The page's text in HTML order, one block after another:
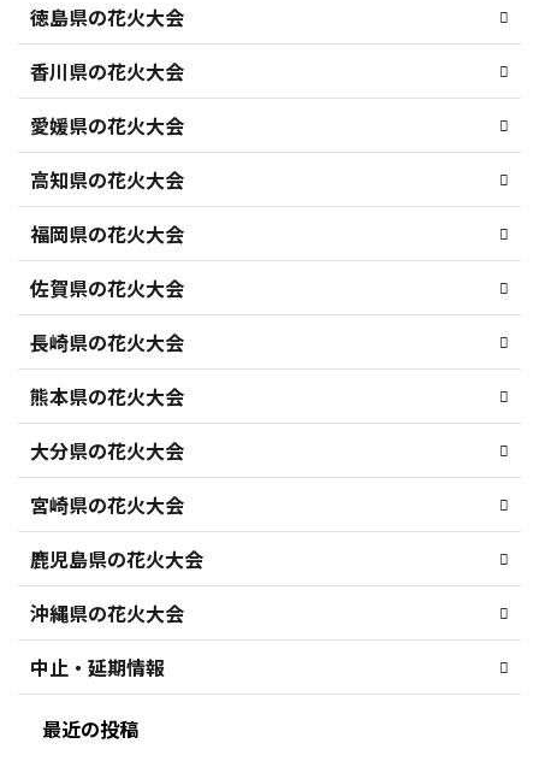
徳島県の花火大会
香川県の花火大会
愛媛県の花火大会
高知県の花火大会
福岡県の花火大会
佐賀県の花火大会
長崎県の花火大会
熊本県の花火大会
大分県の花火大会
宮崎県の花火大会
鹿児島県の花火大会
沖縄県の花火大会
中止・延期情報
最近の投稿